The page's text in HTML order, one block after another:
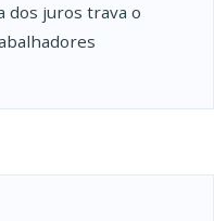
dos juros trava o